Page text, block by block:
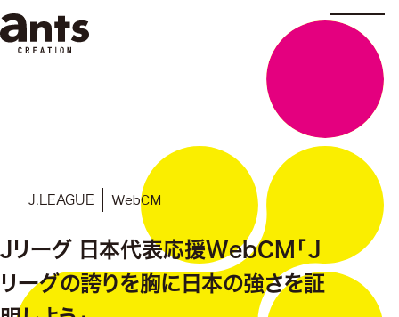
J.LEAGUE WebCM
Jリーグ 日本代表応援WebCM「Ｊ
リーグの誇りを胸に日本の強さを証